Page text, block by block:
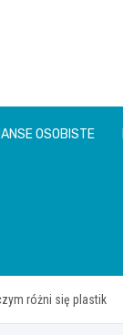
OSOBISTE
różni się plastik